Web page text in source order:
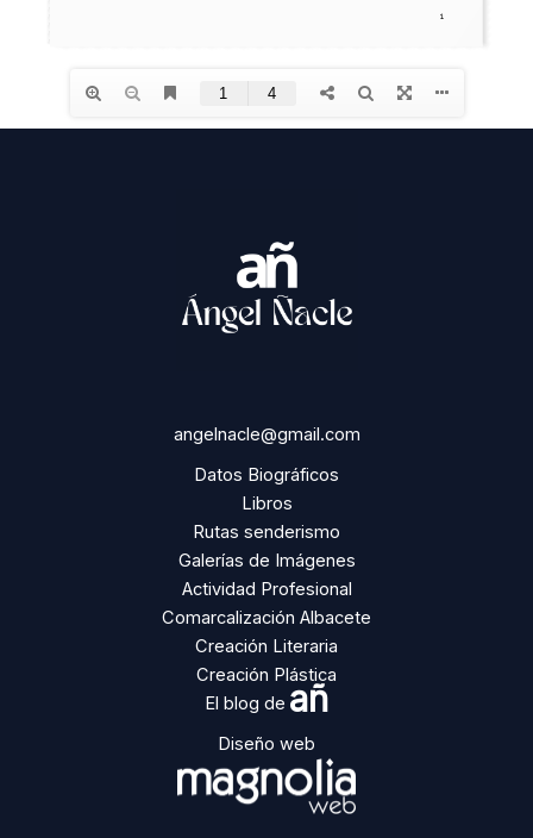
angelnacle@gmail.com
Datos Biográficos
Libros
Rutas senderismo
Galerías de Imágenes
Actividad Profesional
Comarcalización Albacete
Creación Literaria
Creación Plástica
El blog de añ
Diseño web